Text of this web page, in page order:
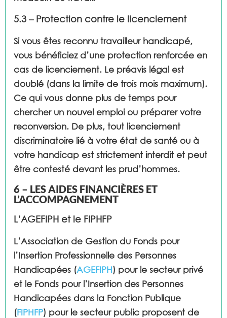
5.3 – Protection contre le licenciement
Si vous êtes reconnu travailleur handicapé,
vous bénéficiez d’une protection renforcée en
cas de licenciement. Le préavis légal est
doublé (dans la limite de trois mois maximum).
Ce qui vous donne plus de temps pour
chercher un nouvel emploi ou préparer votre
reconversion. De plus, tout licenciement
discriminatoire lié à votre état de santé ou à
votre handicap est strictement interdit et peut
être contesté devant les prud’hommes.
6 – LES AIDES FINANCIÈRES ET
L’ACCOMPAGNEMENT
L’AGEFIPH et le FIPHFP
L’Association de Gestion du Fonds pour
l’Insertion Professionnelle des Personnes
Handicapées (AGEFIPH) pour le secteur privé
et le Fonds pour l’Insertion des Personnes
Handicapées dans la Fonction Publique
(FIPHFP) pour le secteur public proposent de